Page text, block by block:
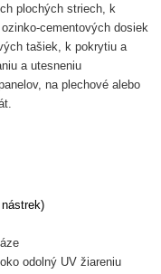
plochých striech, k
cementových dosiek
tašiek, k pokrytiu a
a utesneniu
na plechové alebo
odolný UV žiareniu